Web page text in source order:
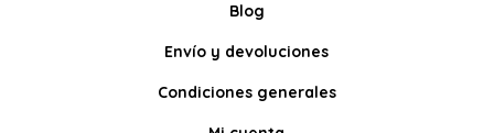
Blog
Envío y devoluciones
Condiciones generales